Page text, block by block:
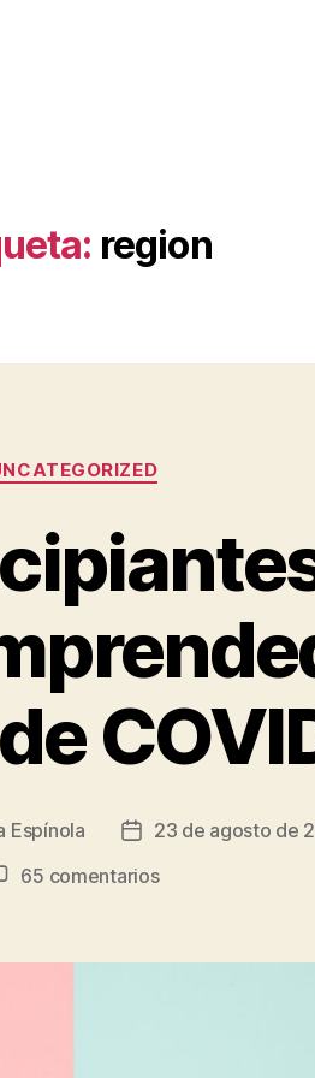
region
Categorías
Espínola
Fecha
la
23 de agosto de
65 comentariosen
principiantes